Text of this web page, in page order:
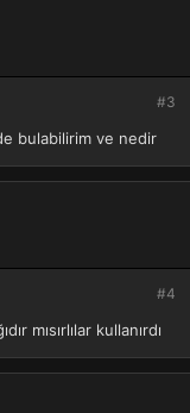
#3
bulabilirim ve nedir
#4
mısırlılar kullanırdı